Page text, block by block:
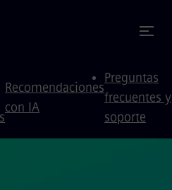
Recomendaciones
con IA
Preguntas
frecuentes y
soporte